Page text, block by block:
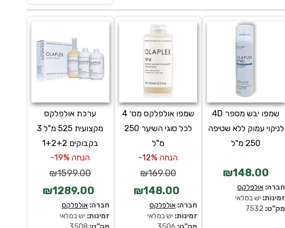
ערכת אולפלקס
מקצועית 525 מ"ל 3
בקבוקים 1+2+2
הנחה 19%-
₪1599.00
₪1289.00
חברה:אולפלקס
זמינות: יש במלאי
שמפו אולפלקס מס׳ 4
לכל סוגי השיער 250
מ"ל
הנחה 12%-
₪169.00
₪148.00
חברה:אולפלקס
זמינות: יש במלאי
שמפו יבש מספר 4D
לניקוי עמוק ללא שטיפה
250 מ"ל
₪148.00
חברה:אולפלקס
זמינות: יש במלאי
מק''ט: